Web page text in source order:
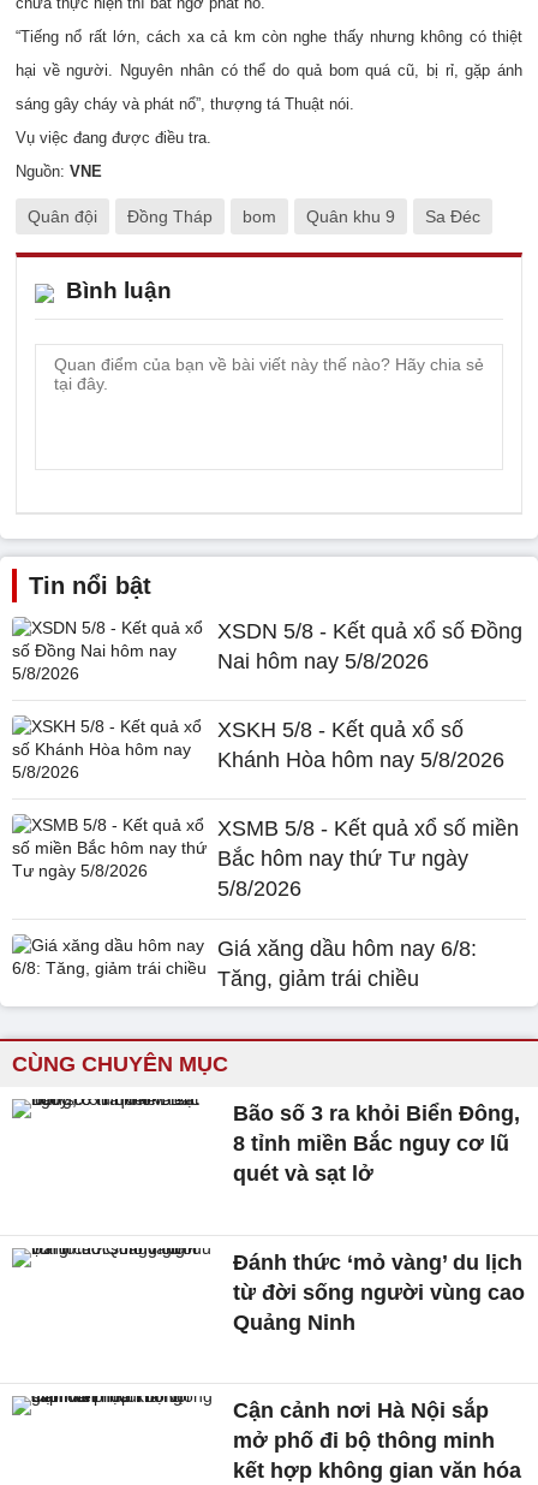
“Tiếng nổ rất lớn, cách xa cả km còn nghe thấy nhưng không có thiệt
hại về người. Nguyên nhân có thể do quả bom quá cũ, bị rỉ, gặp ánh
sáng gây cháy và phát nổ”, thượng tá Thuật nói.
Vụ việc đang được điều tra.
Nguồn: VNE
Quân đội Đồng Tháp bom Quân khu 9 Sa Đéc
Bình luận
Tin nổi bật
XSDN 5/8 - Kết quả xổ số Đồng
Nai hôm nay 5/8/2026
XSKH 5/8 - Kết quả xổ số
Khánh Hòa hôm nay 5/8/2026
XSMB 5/8 - Kết quả xổ số miền
Bắc hôm nay thứ Tư ngày
5/8/2026
Giá xăng dầu hôm nay 6/8:
Tăng, giảm trái chiều
CÙNG CHUYÊN MỤC
Bão số 3 ra khỏi Biển Đông,
8 tỉnh miền Bắc nguy cơ lũ
quét và sạt lở
Đánh thức ‘mỏ vàng’ du lịch
từ đời sống người vùng cao
Quảng Ninh
Cận cảnh nơi Hà Nội sắp
mở phố đi bộ thông minh
kết hợp không gian văn hóa